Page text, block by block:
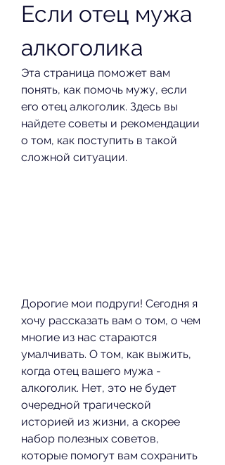
Если отец мужа
алкоголика
Эта страница поможет вам
понять, как помочь мужу, если
его отец алкоголик. Здесь вы
найдете советы и рекомендации
о том, как поступить в такой
сложной ситуации.
Дорогие мои подруги! Сегодня я
хочу рассказать вам о том, о чем
многие из нас стараются
умалчивать. О том, как выжить,
когда отец вашего мужа -
алкоголик. Нет, это не будет
очередной трагической
историей из жизни, а скорее
набор полезных советов,
которые помогут вам сохранить